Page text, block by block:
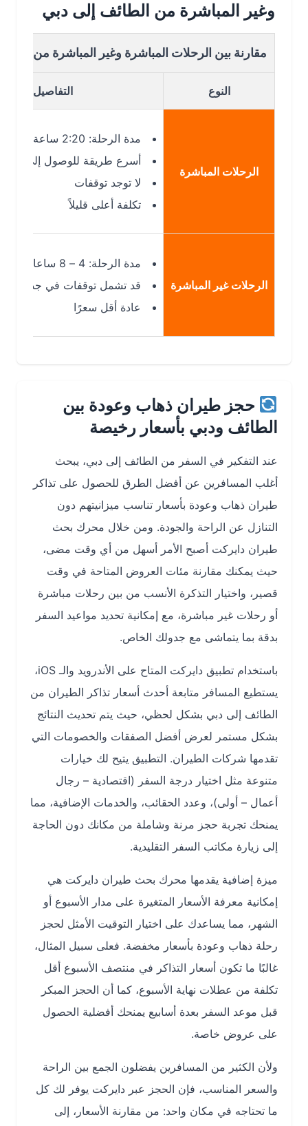
وغير المباشرة من الطائف إلى دبي
مقارنة بين الرحلات المباشرة وغير المباشرة من الطائف
التفاصيل
الرحلات المباشرة
مدة الرحلة: 2:20 ساعة تقريبًا
أسرع طريقة للوصول إلى دبي
لا توجد توقفات
تكلفة أعلى قليلاً
الرحلات غير المباشرة
مدة الرحلة: 4 – 8 ساعات
قد تشمل توقفات في جدة أو الرياض
عادة أقل سعرًا
حجز طيران ذهاب وعودة بين
الطائف ودبي بأسعار رخيصة
عند التفكير في السفر من الطائف إلى دبي، يبحث
أغلب المسافرين عن أفضل الطرق للحصول على تذاكر
طيران ذهاب وعودة بأسعار تناسب ميزانيتهم دون
التنازل عن الراحة والجودة. ومن خلال محرك بحث
طيران دايركت أصبح الأمر أسهل من أي وقت مضى،
حيث يمكنك مقارنة مئات العروض المتاحة في وقت
قصير، واختيار التذكرة الأنسب من بين رحلات مباشرة
أو رحلات غير مباشرة، مع إمكانية تحديد مواعيد السفر
بدقة بما يتماشى مع جدولك الخاص.
باستخدام تطبيق دايركت المتاح على الأندرويد والـ iOS،
يستطيع المسافر متابعة أحدث أسعار تذاكر الطيران من
الطائف إلى دبي بشكل لحظي، حيث يتم تحديث النتائج
بشكل مستمر لعرض أفضل الصفقات والخصومات التي
تقدمها شركات الطيران. التطبيق يتيح لك خيارات
متنوعة مثل اختيار درجة السفر (اقتصادية – رجال
أعمال – أولى)، وعدد الحقائب، والخدمات الإضافية، مما
يمنحك تجربة حجز مرنة وشاملة من مكانك دون الحاجة
إلى زيارة مكاتب السفر التقليدية.
ميزة إضافية يقدمها محرك بحث طيران دايركت هي
إمكانية معرفة الأسعار المتغيرة على مدار الأسبوع أو
الشهر، مما يساعدك على اختيار التوقيت الأمثل لحجز
رحلة ذهاب وعودة بأسعار مخفضة. فعلى سبيل المثال،
غالبًا ما تكون أسعار التذاكر في منتصف الأسبوع أقل
تكلفة من عطلات نهاية الأسبوع، كما أن الحجز المبكر
قبل موعد السفر بعدة أسابيع يمنحك أفضلية الحصول
على عروض خاصة.
ولأن الكثير من المسافرين يفضلون الجمع بين الراحة
والسعر المناسب، فإن الحجز عبر دايركت يوفر لك كل
ما تحتاجه في مكان واحد: من مقارنة الأسعار، إلى